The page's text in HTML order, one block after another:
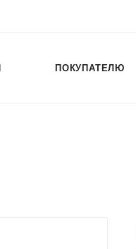
ПОКУПАТЕЛЮ